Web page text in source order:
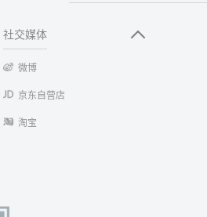
社交媒体
微博
京东自营店
淘宝